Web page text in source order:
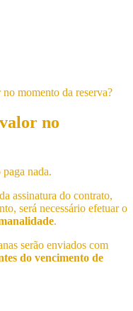
momento da reserva?
no
nada.
assinatura do contrato,
será necessário efetuar o
.
serão enviados com
do vencimento de